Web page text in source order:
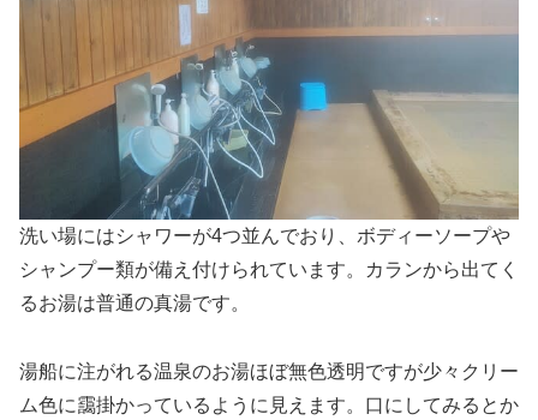
洗い場にはシャワーが4つ並んでおり、ボディーソープや
シャンプー類が備え付けられています。カランから出てく
るお湯は普通の真湯です。
湯船に注がれる温泉のお湯ほぼ無色透明ですが少々クリー
ム色に靄掛かっているように見えます。口にしてみるとか